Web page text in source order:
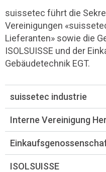
suissetec führt die
Vereinigungen
Lieferanten» sowie die
ISOLSUISSE und der
Gebäudetechnik EGT.
suissetec industrie
Interne Vereinigung
ISOLSUISSE